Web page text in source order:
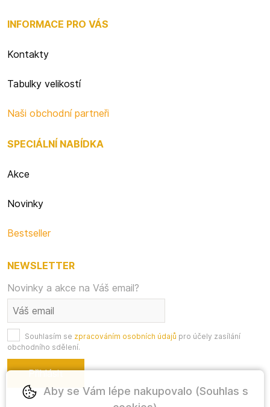
INFORMACE PRO VÁS
Kontakty
Tabulky velikostí
Naši obchodní partneři
SPECIÁLNÍ NABÍDKA
Akce
Novinky
Bestseller
NEWSLETTER
Novinky a akce na Váš email?
Souhlasím se zpracováním osobních údajů pro účely zasílání
obchodního sdělení.
Aby se Vám lépe nakupovalo (Souhlas s